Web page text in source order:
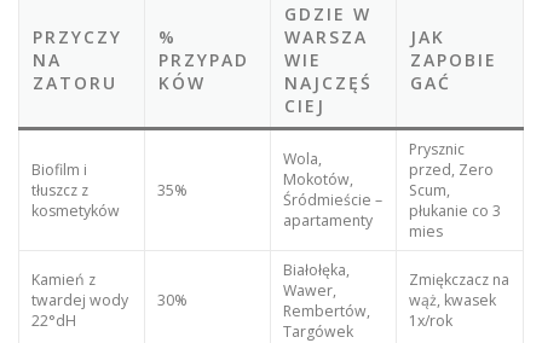
PRZYCZY
NA
ZATORU
%
PRZYPAD
KÓW
GDZIE W
WARSZA
WIE
NAJCZĘŚ
CIEJ
JAK
ZAPOBIE
GAĆ
Biofilm i
tłuszcz z
kosmetyków
35%
Wola,
Mokotów,
Śródmieście –
apartamenty
Prysznic
przed, Zero
Scum,
płukanie co 3
mies
Kamień z
twardej wody
22°dH
30%
Białołęka,
Wawer,
Rembertów,
Targówek
Zmiękczacz na
wąż, kwasek
1x/rok